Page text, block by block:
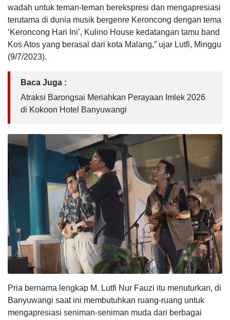
wadah untuk teman-teman berekspresi dan mengapresiasi
terutama di dunia musik bergenre Keroncong dengan tema
‘Keroncong Hari Ini’, Kulino House kedatangan tamu band
Kos Atos yang berasal dari kota Malang,” ujar Lutfi, Minggu
(9/7/2023).
Baca Juga :
Atraksi Barongsai Meriahkan Perayaan Imlek 2026
di Kokoon Hotel Banyuwangi
Pria bernama lengkap M. Lutfi Nur Fauzi itu menuturkan, di
Banyuwangi saat ini membutuhkan ruang-ruang untuk
mengapresiasi seniman-seniman muda dari berbagai